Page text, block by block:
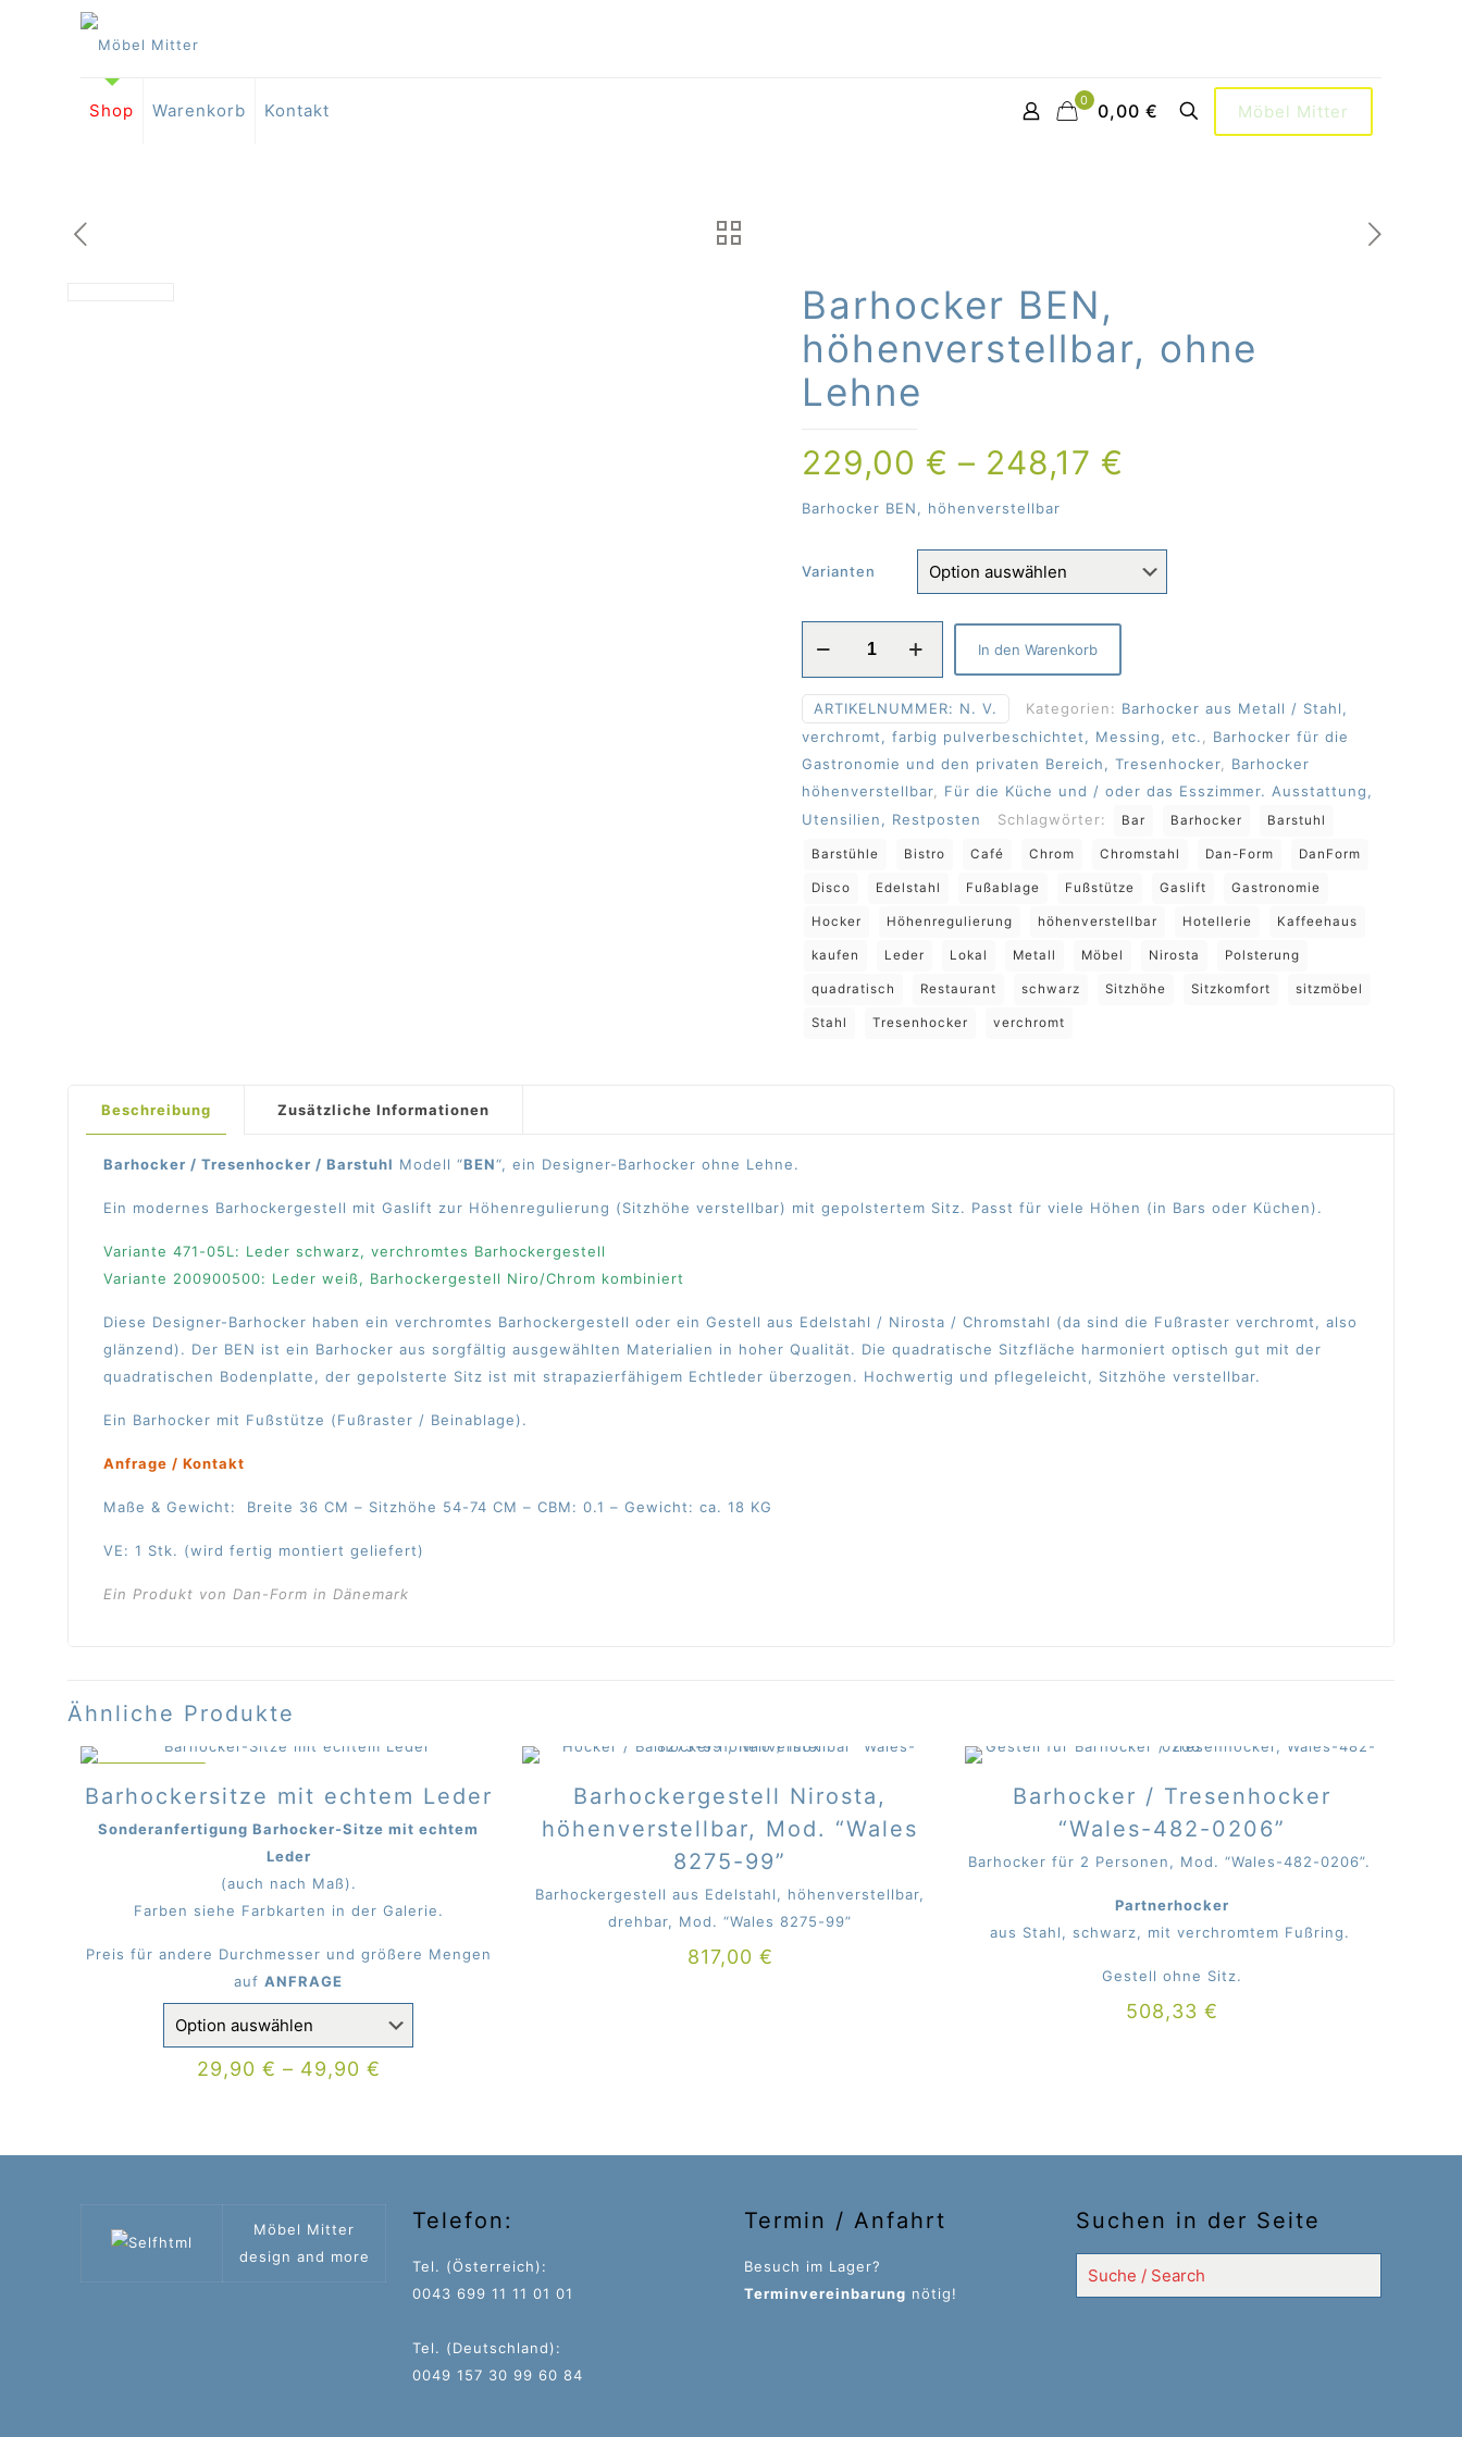
Shop Warenkorb Kontakt 0 0,00 € Möbel Mitter
Barhocker BEN,
höhenverstellbar, ohne
Lehne
229,00 € – 248,17 €
Barhocker BEN, höhenverstellbar
Varianten
ohne
Lehne
Menge
In den Warenkorb
ARTIKELNUMMER: N. V. Kategorien: Barhocker aus Metall / Stahl,
verchromt, farbig pulverbeschichtet, Messing, etc.
Barhocker für die
Gastronomie und den privaten Bereich, Tresenhocker, Barhocker
höhenverstellbar, Für die Küche und / oder das Esszimmer. Ausstattung,
Utensilien, Restposten
Schlagwörter: Bar Barhocker Barstuhl
Barstühle Bistro Café Chrom Chromstahl Dan-Form DanForm
Disco Edelstahl Fußablage Fußstütze Gaslift Gastronomie
Hocker Höhenregulierung höhenverstellbar Hotellerie Kaffeehaus
kaufen Leder Lokal Metall Möbel Nirosta Polsterung
quadratisch Restaurant schwarz Sitzhöhe Sitzkomfort sitzmöbel
Stahl Tresenhocker verchromt
Beschreibung Zusätzliche Informationen
Barhocker / Tresenhocker / Barstuhl Modell “BEN“, ein Designer-Barhocker ohne Lehne.
Ein modernes Barhockergestell mit Gaslift zur Höhenregulierung (Sitzhöhe verstellbar) mit gepolstertem Sitz. Passt für viele Höhen (in Bars oder Küchen).
Variante 471-05L: Leder schwarz, verchromtes Barhockergestell
Variante 200900500: Leder weiß, Barhockergestell Niro/Chrom kombiniert
Diese Designer-Barhocker haben ein verchromtes Barhockergestell oder ein Gestell aus Edelstahl / Nirosta / Chromstahl (da sind die Fußraster verchromt, also
glänzend). Der BEN ist ein Barhocker aus sorgfältig ausgewählten Materialien in hoher Qualität. Die quadratische Sitzfläche harmoniert optisch gut mit der
quadratischen Bodenplatte, der gepolsterte Sitz ist mit strapazierfähigem Echtleder überzogen. Hochwertig und pflegeleicht, Sitzhöhe verstellbar.
Ein Barhocker mit Fußstütze (Fußraster / Beinablage).
Anfrage / Kontakt
Maße & Gewicht: Breite 36 CM – Sitzhöhe 54-74 CM – CBM: 0.1 – Gewicht: ca. 18 KG
VE: 1 Stk. (wird fertig montiert geliefert)
Ein Produkt von Dan-Form in Dänemark
Ähnliche Produkte
Barhockersitze mit echtem Leder
Sonderanfertigung Barhocker-Sitze mit echtem
Leder
(auch nach Maß).
Farben siehe Farbkarten in der Galerie.
Preis für andere Durchmesser und größere Mengen
aufANFRAGE
29,90 € – 49,90 €
Barhockergestell Nirosta,
höhenverstellbar, Mod. “Wales
8275-99”
Barhockergestell aus Edelstahl, höhenverstellbar,
drehbar, Mod. “Wales 8275-99”
817,00 €
Barhocker / Tresenhocker
“Wales-482-0206”
Barhocker für 2 Personen, Mod. “Wales-482-0206”.
Partnerhocker
aus Stahl, schwarz, mit verchromtem Fußring.
Gestell ohne Sitz.
508,33€
Möbel Mitter
design and more
Telefon:
Tel. (Österreich):
0043 699 11 11 01 01
Tel. (Deutschland):
0049 157 30 99 60 84
Termin / Anfahrt
Besuch im Lager?
Terminvereinbarung nötig!
Suchen in der Seite